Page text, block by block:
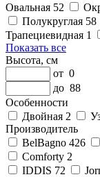
Овальная 52
Полукруглая 58
Трапециевидная 1
Показать все
Высота, см
от 0
до 88
Особенности
Двойная 2
Производитель
BelBagno 426
Comforty 2
IDDIS 72